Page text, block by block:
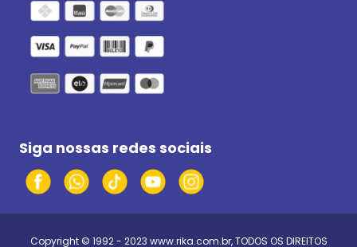
Siga nossas redes sociais
Copyright © 1992 - 2023 www.rika.com.br, TODOS OS DIREITOS